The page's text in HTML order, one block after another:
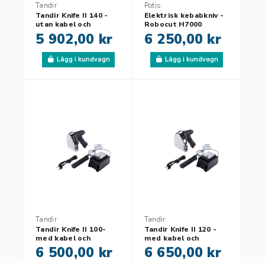
Tandir
Tandir Knife II 140 -
utan kabel och
transformator
5 902,00 kr
Lägg i kundvagn
Potis
Elektrisk kebabkniv -
Robocut H7000
6 250,00 kr
Lägg i kundvagn
Tandir
Tandir Knife II 100-
med kabel och
transformator
6 500,00 kr
Tandir
Tandir Knife II 120 -
med kabel och
transformator
6 650,00 kr